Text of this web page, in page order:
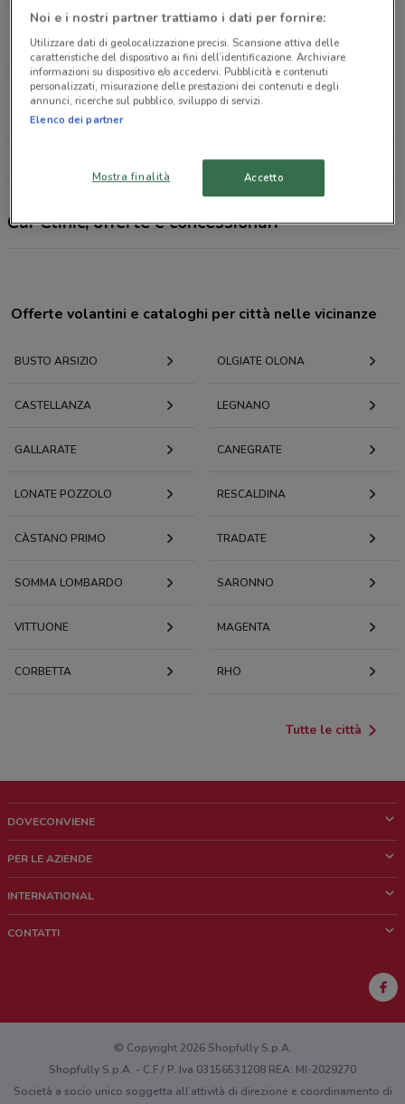
Via Varesina, 84 Como
26.7 km
CHIUSO
Via Milano, 219 Desio
27.2 km
CHIUSO
Tutti i negozi Car Clinic
Car Clinic, offerte e concessionari
Offerte volantini e cataloghi per città nelle vicinanze
BUSTO ARSIZIO OLGIATE OLONA
CASTELLANZA LEGNANO
GALLARATE CANEGRATE
LONATE POZZOLO RESCALDINA
CÀSTANO PRIMO TRADATE
SOMMA LOMBARDO SARONNO
VITTUONE MAGENTA
CORBETTA RHO
Tutte le città
DOVECONVIENE
Chi siamo
Lavora con noi
PER LE AZIENDE
Richieste commerciali e marketing
INTERNATIONAL
CONTATTI
Hai un malfunzionamento sul web o sull'app?
© Copyright 2026 Shopfully S.p.A.
Shopfully S.p.A. - C.F / P. Iva 03156531208 REA: MI-2029270
Società a socio unico soggetta all’attività di direzione e coordinamento di
Noi e i nostri partner trattiamo i dati per fornire:
Utilizzare dati di geolocalizzazione precisi. Scansione attiva delle
caratteristiche del dispositivo ai fini dell’identificazione. Archiviare
informazioni su dispositivo e/o accedervi. Pubblicità e contenuti
personalizzati, misurazione delle prestazioni dei contenuti e degli
annunci, ricerche sul pubblico, sviluppo di servizi.
Elenco dei partner
Mostra finalità Accetto